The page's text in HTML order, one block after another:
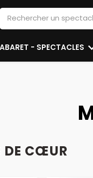
- SPECTACLES
DE CŒUR